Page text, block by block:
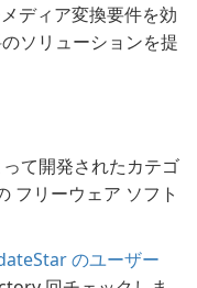
ディア変換要件を効
ソリューションを提
て開発されたカテゴ
フリーウェア ソフト
のユーザー